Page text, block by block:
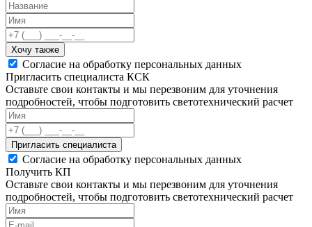
Хочу также
Согласие на обработку персональных данных
Пригласить специалиста КСК
Оставьте свои контакты и мы перезвоним для уточнения
подробностей, чтобы подготовить светотехнический расчет
Пригласить специалиста
Согласие на обработку персональных данных
Получить КП
Оставьте свои контакты и мы перезвоним для уточнения
подробностей, чтобы подготовить светотехнический расчет